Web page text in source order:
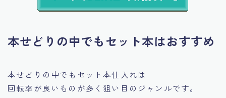
本せどりの中でもセット本はおすすめ
本せどりの中でもセット本仕入れは
回転率が良いものが多く狙い目のジャンルです。